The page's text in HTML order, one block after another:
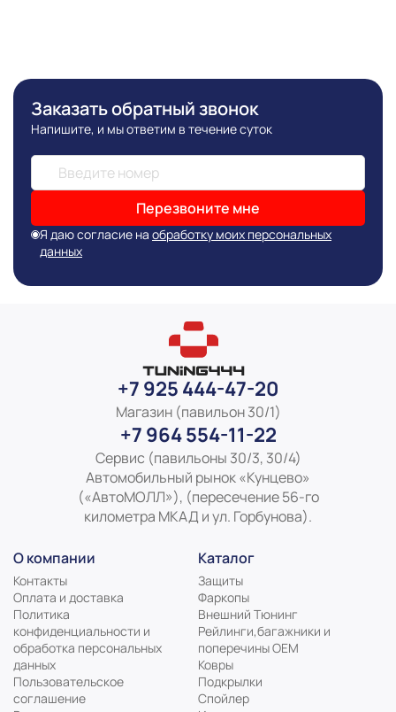
Заказать обратный звонок
Напишите, и мы ответим в течение суток
Перезвоните мне
Я даю согласие на обработку моих персональных
данных
+7 925 444-47-20
Магазин (павильон 30/1)
+7 964 554-11-22
Сервис (павильоны 30/3, 30/4)
Автомобильный рынок «Кунцево»
(«АвтоМОЛЛ»), (пересечение 56-го
километра МКАД и ул. Горбунова).
О компании
Контакты
Оплата и доставка
Политика
конфиденциальности и
обработка персональных
данных
Пользовательское
соглашение
Каталог
Защиты
Фаркопы
Внешний Тюнинг
Рейлинги,багажники и
поперечины ОЕМ
Ковры
Подкрылки
Спойлер